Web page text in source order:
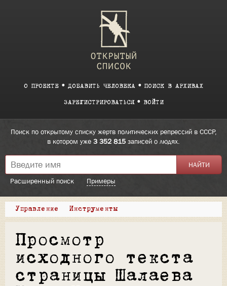
О ПРОЕКТЕ ДОБАВИТЬ ЧЕЛОВЕКА ПОИСК В АРХИВАХ
ЗАРЕГИСТРИРОВАТЬСЯ ВОЙТИ
Поиск по открытому списку жертв политических репрессий в СССР,
в котором уже 3 352 815 записей о людях.
Расширенный поиск Примеры
Управление Инструменты
Просмотр
исходного текста
страницы Шалаева